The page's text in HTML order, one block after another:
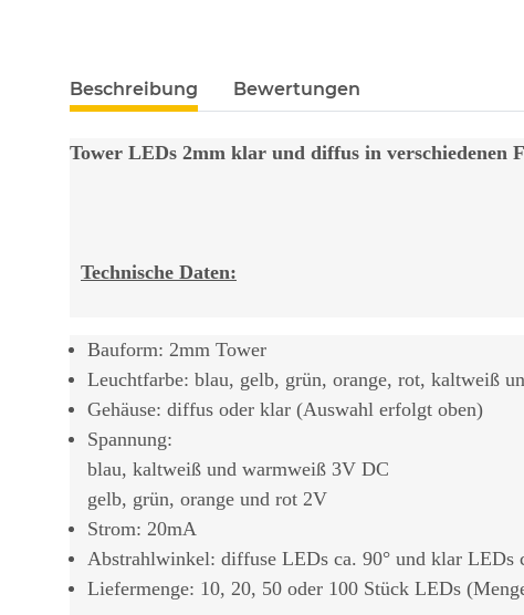
weitere Registerkarten anzeigen
Beschreibung Bewertungen
Tower LEDs 2mm klar und diffus in verschiedenen
Technische Daten:
Bauform: 2mm Tower
Leuchtfarbe: blau, gelb, grün, orange, rot, kaltweiß
Gehäuse: diffus oder klar (Auswahl erfolgt oben)
Spannung:
blau, kaltweiß und warmweiß 3V DC
gelb, grün, orange und rot 2V
Strom: 20mA
Abstrahlwinkel: diffuse LEDs ca. 90° und klar LEDs
Liefermenge: 10, 20, 50 oder 100 Stück LEDs